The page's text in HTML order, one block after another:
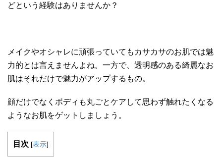
どという経験はありませんか？
メイクやオシャレに頑張っていてもカサカサのお肌では魅
力的とは言えませんよね。一方で、透明感のある綺麗なお
肌はそれだけで魅力がアップするもの。
顔だけでなくボディも丸ごとケアして思わず触れたくなる
ようなお肌をゲットしましょう。
目次 [表示]